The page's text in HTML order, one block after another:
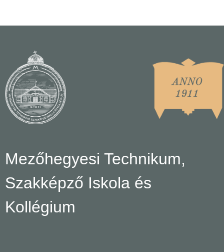
Mezőhegyesi Technikum,
Szakképző Iskola és
Kollégium